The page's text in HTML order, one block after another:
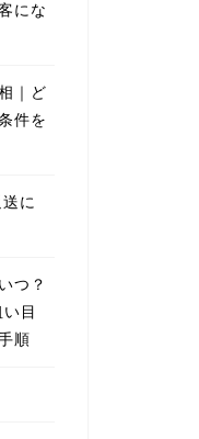
にな
｜ど
件を
に
つ？
目
順